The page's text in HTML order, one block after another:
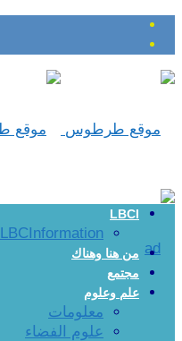
LBCI
LBCInformation
من هنا وهناك
مجتمع
علم وعلوم
معلومات
علوم الفضاء